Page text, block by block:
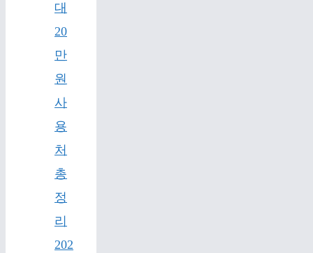
대
20
만
원
사
용
처
총
정
리
202